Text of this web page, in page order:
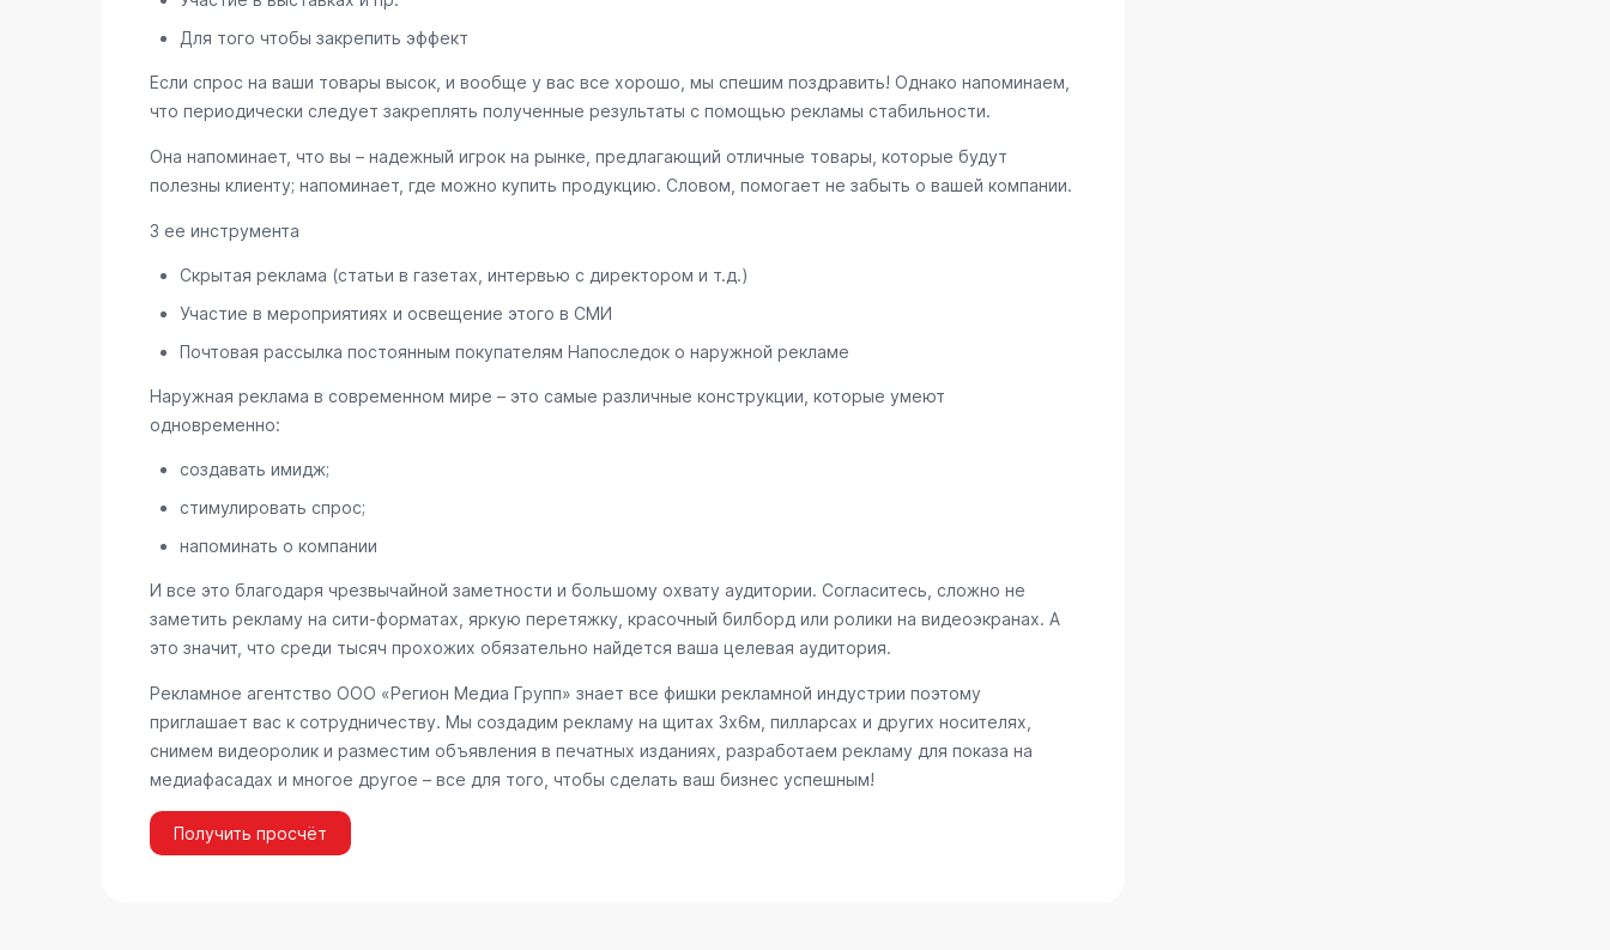
Для того чтобы закрепить эффект
Если спрос на ваши товары высок, и вообще у вас все хорошо, мы спешим поздравить! Однако напоминаем,
что периодически следует закреплять полученные результаты с помощью рекламы стабильности.
Она напоминает, что вы – надежный игрок на рынке, предлагающий отличные товары, которые будут
полезны клиенту; напоминает, где можно купить продукцию. Словом, помогает не забыть о вашей компании.
3 ее инструмента
Скрытая реклама (статьи в газетах, интервью с директором и т.д.)
Участие в мероприятиях и освещение этого в СМИ
Почтовая рассылка постоянным покупателям Напоследок о наружной рекламе
Наружная реклама в современном мире – это самые различные конструкции, которые умеют
одновременно:
создавать имидж;
стимулировать спрос;
напоминать о компании
И все это благодаря чрезвычайной заметности и большому охвату аудитории. Согласитесь, сложно не
заметить рекламу на сити-форматах, яркую перетяжку, красочный билборд или ролики на видеоэкранах. А
это значит, что среди тысяч прохожих обязательно найдется ваша целевая аудитория.
Рекламное агентство ООО «Регион Медиа Групп» знает все фишки рекламной индустрии поэтому
приглашает вас к сотрудничеству. Мы создадим рекламу на щитах 3х6м, пилларсах и других носителях,
снимем видеоролик и разместим объявления в печатных изданиях, разработаем рекламу для показа на
медиафасадах и многое другое – все для того, чтобы сделать ваш бизнес успешным!
Получить просчёт